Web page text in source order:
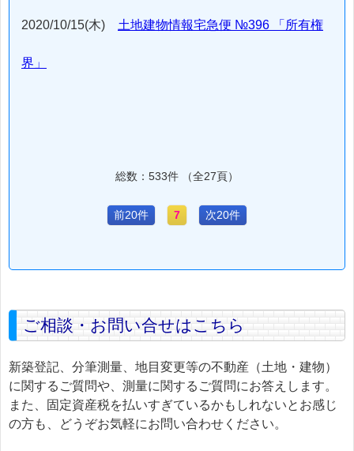
2020/10/15(木) 土地建物情報宅急便 №396 「所有権
界」
総数：533件 （全27頁）
前20件 7 次20件
ご相談・お問い合せはこちら
新築登記、分筆測量、地目変更等の不動産（土地・建物）
に関するご質問や、測量に関するご質問にお答えします。
また、固定資産税を払いすぎているかもしれないとお感じ
の方も、どうぞお気軽にお問い合わせください。